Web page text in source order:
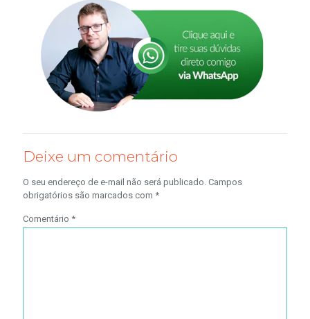
Deixe um comentário
O seu endereço de e-mail não será publicado. Campos
obrigatórios são marcados com *
Comentário *